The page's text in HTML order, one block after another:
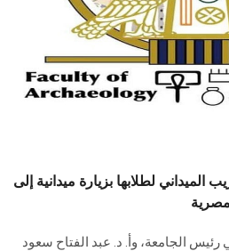
لطلابها بزيارة ميدانية إلى
رئيس الجامعة، وأ. د. عبد الفتاح سعود